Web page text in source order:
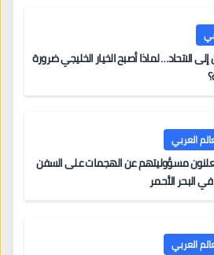
الاتحاد… لماذا أصبح الخيار الخليجي ضرورة
العربي
مسؤوليتهم عن الهجمات على السفن
البحر الأحمر
العربي